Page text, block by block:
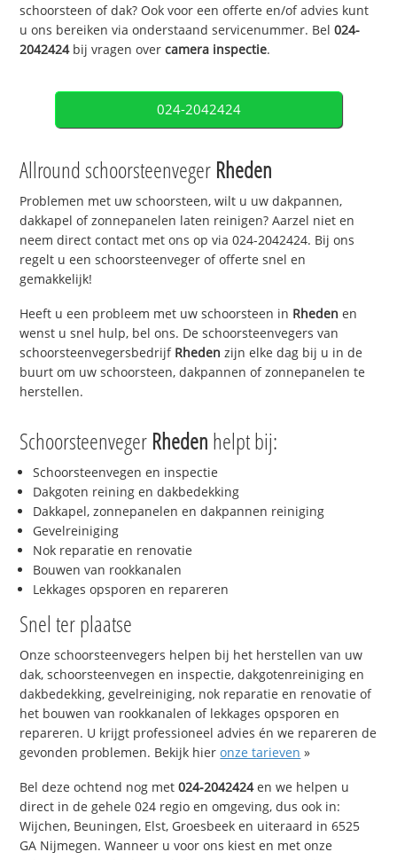
schoorsteen of dak? Ook voor een offerte en/of advies kunt
u ons bereiken via onderstaand servicenummer. Bel024-
2042424bij vragen overcamera inspectie.
024-2042424
Allround schoorsteenveger Rheden
Problemen met uw schoorsteen, wilt u uw dakpannen,
dakkapel of zonnepanelen laten reinigen? Aarzel niet en
neem direct contact met ons op via 024-2042424. Bij ons
regelt u een schoorsteenveger of offerte snel en
gemakkelijk!
Heeft u een probleem met uw schoorsteen in Rheden en
wenst u snel hulp, bel ons. De schoorsteenvegers van
schoorsteenvegersbedrijf Rheden zijn elke dag bij u in de
buurt om uw schoorsteen, dakpannen of zonnepanelen te
herstellen.
Schoorsteenveger Rheden helpt bij:
Schoorsteenvegen en inspectie
Dakgoten reining en dakbedekking
Dakkapel, zonnepanelen en dakpannen reiniging
Gevelreiniging
Nok reparatie en renovatie
Bouwen van rookkanalen
Lekkages opsporen en repareren
Snel ter plaatse
Onze schoorsteenvegers helpen bij het herstellen van uw
dak, schoorsteenvegen en inspectie, dakgotenreiniging en
dakbedekking, gevelreiniging, nok reparatie en renovatie of
het bouwen van rookkanalen of lekkages opsporen en
repareren. U krijgt professioneel advies én we repareren de
gevonden problemen. Bekijk hieronze tarieven »
Bel deze ochtend nog met024-2042424en we helpen u
direct in de gehele 024 regio en omgeving, dus ook in:
Wijchen, Beuningen, Elst, Groesbeek en uiteraard in 6525
GA Nijmegen. Wanneer u voor ons kiest en met onze